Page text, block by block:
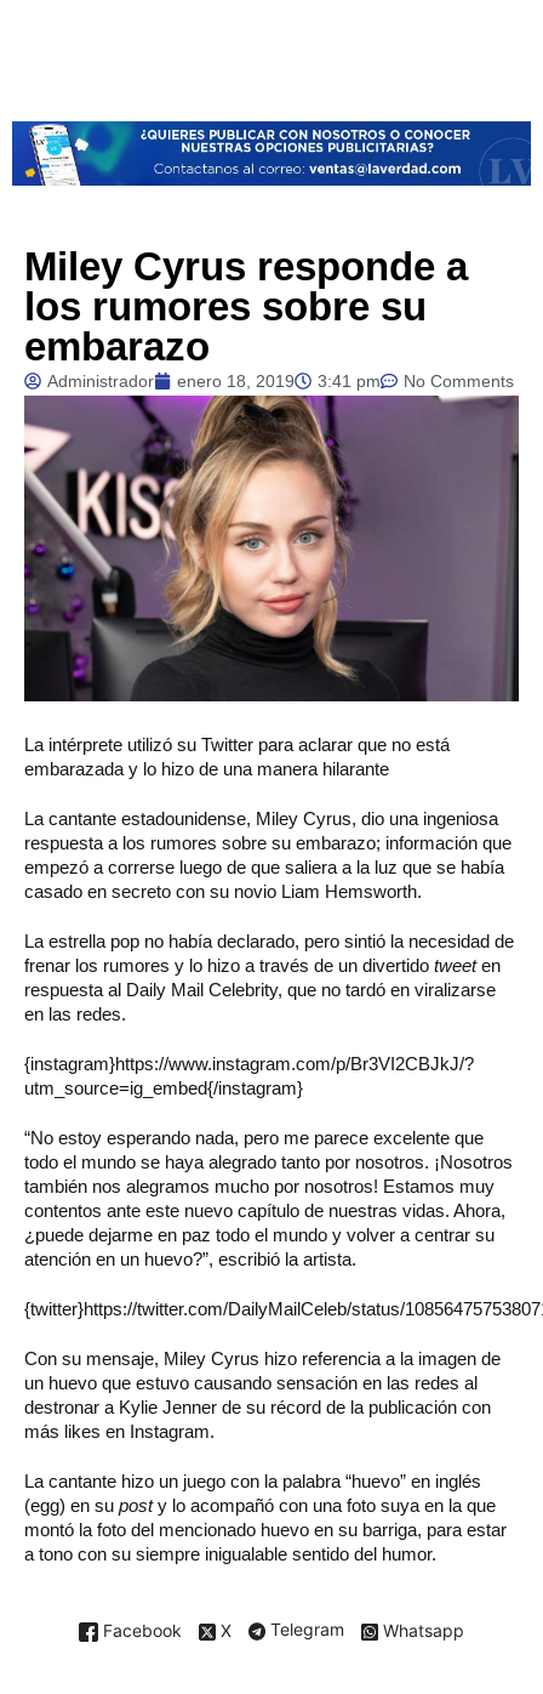
Miley Cyrus responde a
los rumores sobre su
embarazo
Administrador enero 18, 2019 3:41 pm No Comments
La intérprete utilizó su Twitter para aclarar que no está
embarazada y lo hizo de una manera hilarante
La cantante estadounidense, Miley Cyrus, dio una ingeniosa
respuesta a los rumores sobre su embarazo; información que
empezó a correrse luego de que saliera a la luz que se había
casado en secreto con su novio Liam Hemsworth.
La estrella pop no había declarado, pero sintió la necesidad de
frenar los rumores y lo hizo a través de un divertido tweeten
respuesta al Daily Mail Celebrity, que no tardó en viralizarse
en las redes.
{instagram}https://www.instagram.com/p/Br3VI2CBJkJ/?
utm_source=ig_embed{/instagram}
“No estoy esperando nada, pero me parece excelente que
todo el mundo se haya alegrado tanto por nosotros. ¡Nosotros
también nos alegramos mucho por nosotros! Estamos muy
contentos ante este nuevo capítulo de nuestras vidas. Ahora,
¿puede dejarme en paz todo el mundo y volver a centrar su
atención en un huevo?”, escribió la artista.
{twitter}https://twitter.com/DailyMailCeleb/status/
Con su mensaje, Miley Cyrus hizo referencia a la imagen de
un huevo que estuvo causando sensación en las redes al
destronar a Kylie Jenner de su récord de la publicación con
más likes en Instagram.
La cantante hizo un juego con la palabra “huevo” en inglés
(egg) en su posty lo acompañó con una foto suya en la que
montó la foto del mencionado huevo en su barriga, para estar
a tono con su siempre inigualable sentido del humor.
Facebook X Telegram Whatsapp